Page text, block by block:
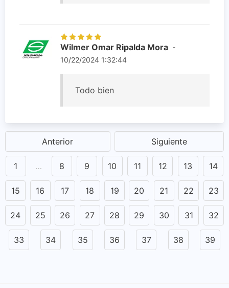
Wilmer Omar Ripalda Mora -
10/22/2024 1:32:44
Todo bien
Anterior Siguiente
1 … 8 9 10 11 12 13 14
15 16 17 18 19 20 21 22 23
24 25 26 27 28 29 30 31 32
33 34 35 36 37 38 39